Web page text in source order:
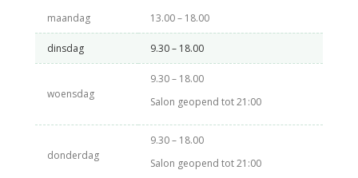
maandag 13.00 – 18.00
dinsdag 9.30 – 18.00
woensdag
9.30 – 18.00
Salon geopend tot 21:00
donderdag
9.30 – 18.00
Salon geopend tot 21:00